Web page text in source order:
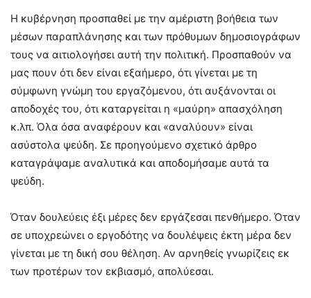
Η κυβέρνηση προσπαθεί με την αμέριστη βοήθεια των
μέσων παραπλάνησης και των πρόθυμων δημοσιογράφων
τους να αιτιολογήσει αυτή την πολιτική. Προσπαθούν να
μας πουν ότι δεν είναι εξαήμερο, ότι γίνεται με τη
σύμφωνη γνώμη του εργαζόμενου, ότι αυξάνονται οι
αποδοχές του, ότι καταργείται η «μαύρη» απασχόληση
κ.λπ. Όλα όσα αναφέρουν και «αναλύουν» είναι
ασύστολα ψεύδη. Σε προηγούμενο σχετικό άρθρο
καταγράψαμε αναλυτικά και αποδομήσαμε αυτά τα
ψεύδη.
Όταν δουλεύεις έξι μέρες δεν εργάζεσαι πενθήμερο. Όταν
σε υποχρεώνει ο εργοδότης να δουλέψεις έκτη μέρα δεν
γίνεται με τη δική σου θέληση. Αν αρνηθείς γνωρίζεις εκ
των προτέρων τον εκβιασμό, απολύεσαι.